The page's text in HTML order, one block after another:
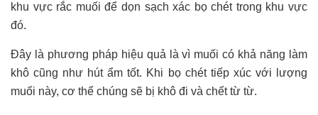
khu vực rắc muối để dọn sạch xác bọ chét trong khu vực
đó.
Đây là phương pháp hiệu quả là vì muối có khả năng làm
khô cũng như hút ẩm tốt. Khi bọ chét tiếp xúc với lượng
muối này, cơ thể chúng sẽ bị khô đi và chết từ từ.